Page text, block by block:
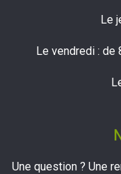
Le
Le vendredi : de
Une question ? Une